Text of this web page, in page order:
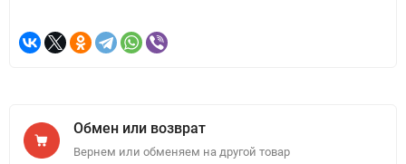
Обмен или возврат
Вернем или обменяем на другой товар